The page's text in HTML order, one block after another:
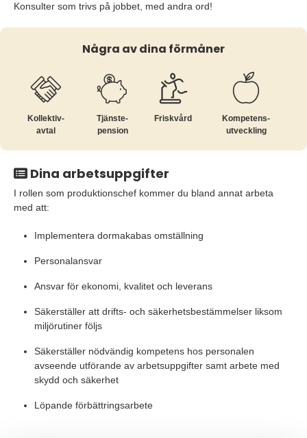
Konsulter som trivs på jobbet, med andra ord!
Några av dina förmåner
Kollektiv­
avtal
Tjänste­
pension
Friskvård
Kompetens­
utveckling
Dina arbetsuppgifter
I rollen som produktionschef kommer du bland annat arbeta
med att:
Implementera dormakabas omställning
Personalansvar
Ansvar för ekonomi, kvalitet och leverans
Säkerställer att drifts- och säkerhetsbestämmelser liksom
miljörutiner följs
Säkerställer nödvändig kompetens hos personalen
avseende utförande av arbetsuppgifter samt arbete med
skydd och säkerhet
Löpande förbättringsarbete